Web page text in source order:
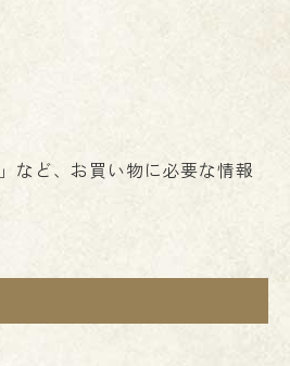
など、お買い物に必要な情報